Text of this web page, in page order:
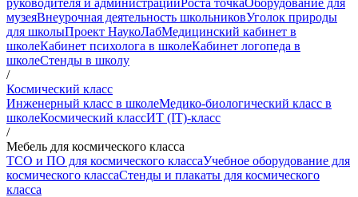
музеяВнеурочная деятельность школьниковУголок природы
для школыПроект НаукоЛабМедицинский кабинет в
школеКабинет психолога в школеКабинет логопеда в
школеСтенды в школу
/
Космический класс
Инженерный класс в школеМедико-биологический класс в
школеКосмический классИТ (IT)-класс
/
Мебель для космического класса
ТСО и ПО для космического классаУчебное оборудование для
космического классаСтенды и плакаты для космического
класса